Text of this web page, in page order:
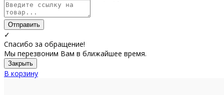
Отправить
✓
Спасибо за обращение!
Мы перезвоним Вам в ближайшее время.
Закрыть
В корзину